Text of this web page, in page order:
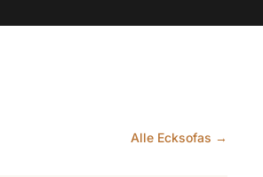
Alle Ecksofas →